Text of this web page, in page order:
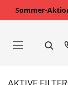
Sommer-
springen